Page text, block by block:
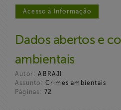
Projetos
e Litigância
Documentários
dos
Homenageados
Acesso à Informação
Dados abertos e
ambientais
Autor: ABRAJI
Assunto: Crimes ambientais
Páginas:
72